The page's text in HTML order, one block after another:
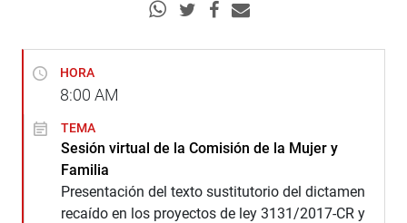
HORA
8:00 AM
TEMA
Sesión virtual de la Comisión de la Mujer y
Familia
Presentación del texto sustitutorio del dictamen
recaído en los proyectos de ley 3131/2017-CR y